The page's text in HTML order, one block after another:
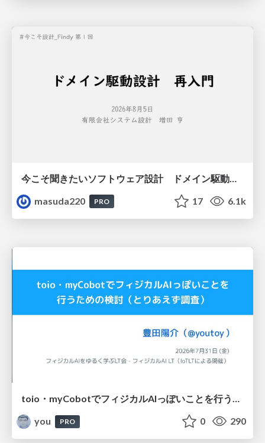
masuda220
PRO 17 6.1k
toio・myCobotでフィジカルAIっぽいことを行うための検討（とりあえず調査） / フィジカルAI LT（IoTLTによる開催）
you
PRO 0 290